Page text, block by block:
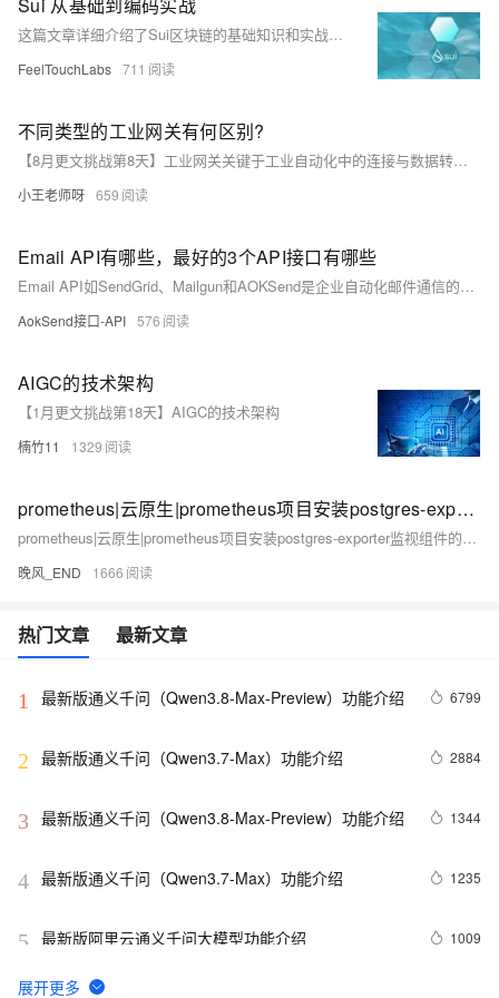
Sui 从基础到编码实战
这篇文章详细介绍了Sui区块链的基础知识和实战应用，包括交易类型、共识引擎、Sui的优势、智能合约开发、安装Sui、包布局和语法、对象分类、NFT创建、对象包装、动态字段以及集合等概念。
FeelTouchLabs 711
不同类型的工业网关有何区别?
【8月更文挑战第8天】工业网关关键于工业自动化中的连接与数据转换，主要分为协议转换网关、数据采集网关及边缘计算网关。协议转换网关解决不同工业协议间的兼容性问题；数据采集网关负责收集并初步处理多类设备数据；边缘计算网关则在此基础上增加了现场数据处理能力，减轻云端负担。选型时需依据具体需求与系统结构。
小王老师呀 659
​Email API有哪些，最好的3个API接口有哪些
Email API如SendGrid、Mailgun和AOKSend是企业自动化邮件通信的关键工具。它们提供邮件发送、接收和管理功能，提升效率，优化客户体验。SendGrid以其高可靠性、强大分析和易于集成备受青睐；Mailgun以灵活性和高发送率著称；而AOKSend则以其高效、详细分析和易用性脱颖而出。通过使用这些API，企业能实现定制化邮件服务，跟踪性能，提升邮件营销效果。
AokSend接口-API 576
AIGC的技术架构
【1月更文挑战第18天】AIGC的技术架构
楠竹11 1329
prometheus|云原生|prometheus项目安装postgres-exporter监视组件的部署简介
prometheus|云原生|prometheus项目安装postgres-exporter监视组件的部署简介
晚风_END 1666
热门文章 最新文章
1 最新版通义千问（Qwen3.8-Max-Preview）功能介绍 6799
2 最新版通义千问（Qwen3.7-Max）功能介绍 2884
3 1344
4 最新版通义千问（Qwen3.7-Max）功能介绍 1235
5 最新版阿里云通义千问大模型功能介绍 1009